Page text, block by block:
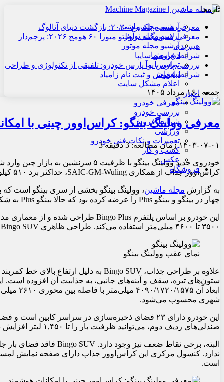
آرشیو مجله ماشین
آرشیو مجله نوآور
آرشیو مجله موتور
درباره ما
تماس با ما
تبلیغات
اعلام مشکل سایت
اخبار
معرفی خودرو
بررسی خودرو
شرایط فروش
ورزشی
تعمیرات و نکات فنی خودرو
کسب و کار
عکس
فروشگاه
تازه‌ها
معرفی هنسی بلک‌برد ۲۰۳۰: بازگشت دنیای آنالوگ
معرفی لامبورگینی روئلتو میورا ۶۰ هومج ۲۰۲۶: پرچم‌دار
هیبریدی
شرایط فروش سایپا
بررسی پارس نوآ پارس خودرو: تلفیقی از تکنولوژی و طراحی
شرایط فروش و ثبت نام زامیاد
جمعه , ۱۶ مرداد ۱۴۰۵
معرفی وولینگ بینگو: کراس‌اوور چینی با
۱۴۰۳-۰۷-۰۱زمان مطالعه: 3 دقیقه 3
کراس‌اوور جذاب از همکاری SAIC-GM-Wuling، حداکثر برد ۵۱۰ کیلومتر و قدرت ۷۵ کیلووات (۱۰۰ اسب بخار) را ارائه می‌دهد.
به گزارش مجله ماشین، وولینگ بینگو بخشی از سری بینگو است
چهار در بینگو و بینگو Plus را عرضه کرده بود که حالا بینگو Plus به شکل SUV درآمده است.
۳۵۰۰ تا ۴۶۰۰ میلی‌متر استفاده می‌کند. طراحی ظاهری Bingo SUV شامل چراغ‌های بیضی شکل، سپر جلوی ساده و بدنه‌ای باریک است.
نمای عقب وولینگ بینگو
ستون‌های تیره، سقف و آینه‌های جانبی، به جذابیت آن افزوده
ابعاد
شهری محسوب می‌شود.
صندلی‌های ردیف دوم، می‌توانید ظرفیت بار را تا ۱,۴۵۰ لیتر افزایش دهید.
است.